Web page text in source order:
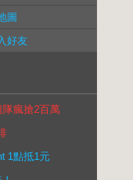
圖
好友
瘋搶2百萬
1點抵1元